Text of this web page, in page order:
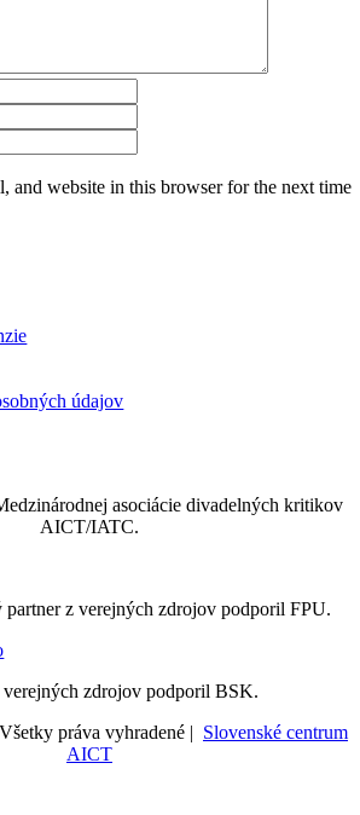
and website in this browser for the next time
údajov
asociácie divadelných kritikov
AICT/IATC.
z verejných zdrojov podporil FPU.
zdrojov podporil BSK.
práva vyhradené | Slovenské centrum
AICT